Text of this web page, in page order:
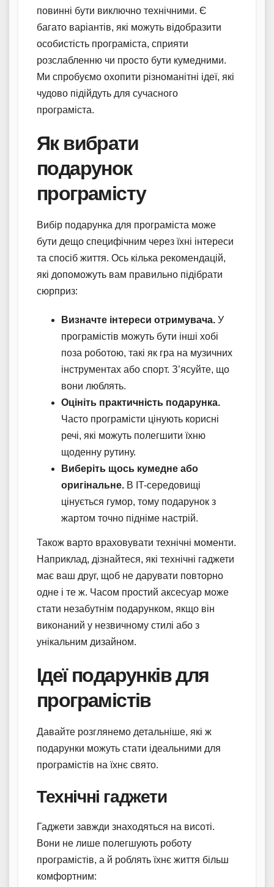
повинні бути виключно технічними. Є
багато варіантів, які можуть відобразити
особистість програміста, сприяти
розслабленню чи просто бути кумедними.
Ми спробуємо охопити різноманітні ідеї, які
чудово підійдуть для сучасного
програміста.
Як вибрати
подарунок
програмісту
Вибір подарунка для програміста може
бути дещо специфічним через їхні інтереси
та спосіб життя. Ось кілька рекомендацій,
які допоможуть вам правильно підібрати
сюрприз:
Визначте інтереси отримувача. У
програмістів можуть бути інші хобі
поза роботою, такі як гра на музичних
інструментах або спорт. З’ясуйте, що
вони люблять.
Оцініть практичність подарунка.
Часто програмісти цінують корисні
речі, які можуть полегшити їхню
щоденну рутину.
Виберіть щось кумедне або
оригінальне. В IT-середовищі
цінується гумор, тому подарунок з
жартом точно підніме настрій.
Також варто враховувати технічні моменти.
Наприклад, дізнайтеся, які технічні гаджети
має ваш друг, щоб не дарувати повторно
одне і те ж. Часом простий аксесуар може
стати незабутнім подарунком, якщо він
виконаний у незвичному стилі або з
унікальним дизайном.
Ідеї подарунків для
програмістів
Давайте розглянемо детальніше, які ж
подарунки можуть стати ідеальними для
програмістів на їхнє свято.
Технічні гаджети
Гаджети завжди знаходяться на висоті.
Вони не лише полегшують роботу
програмістів, а й роблять їхнє життя більш
комфортним: